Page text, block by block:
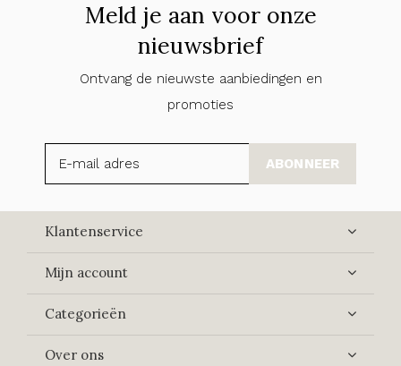
Meld je aan voor onze
nieuwsbrief
Ontvang de nieuwste aanbiedingen en
promoties
ABONNEER
Klantenservice
Mijn account
Categorieën
Over ons